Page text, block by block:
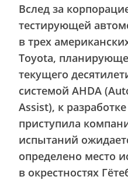
Вслед за
тестирующей
в трех
Toyota,
текущего
системой AHDA
Assist), к
приступила
испытаний
определено место
в окрестностях